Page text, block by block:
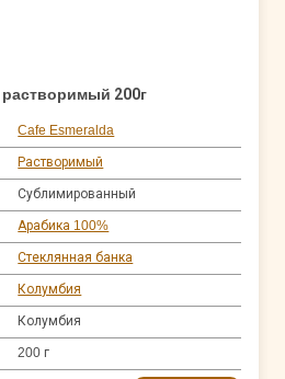
200г
Cafe Esmeralda
Растворимый
Сублимированный
Арабика 100%
Стеклянная банка
Колумбия
Колумбия
200 г